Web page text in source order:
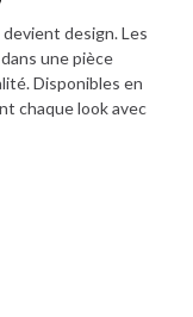
devient design. Les
une pièce
Disponibles en
chaque look avec